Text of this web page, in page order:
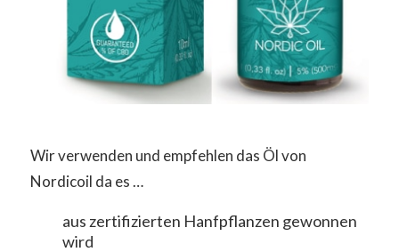
Wir verwenden und empfehlen das Öl von
Nordicoil da es …
aus zertifizierten Hanfpflanzen gewonnen
wird